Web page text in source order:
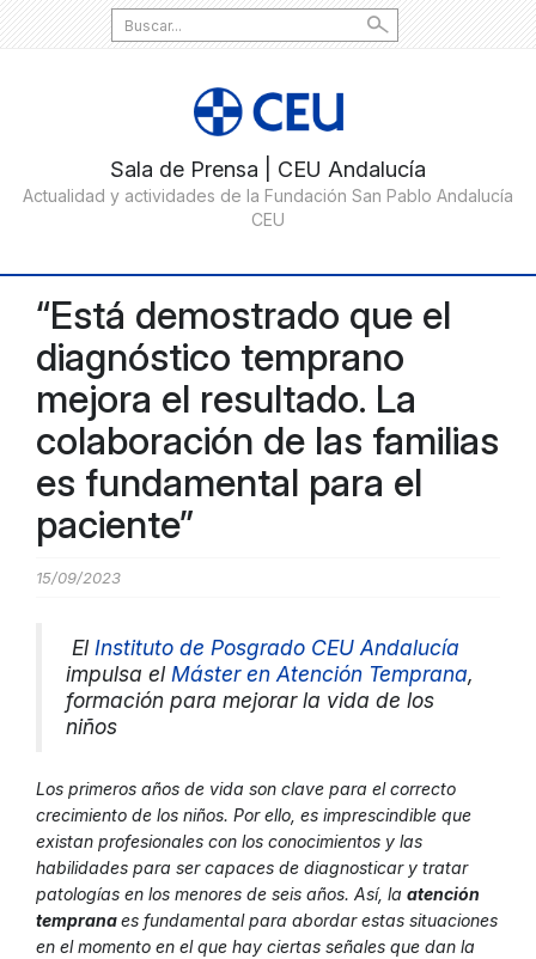
Search
for:
“Está demostrado que el
diagnóstico temprano
mejora el resultado. La
colaboración de las familias
es fundamental para el
paciente”
15/09/2023
El Instituto de Posgrado CEU Andalucía
impulsa el Máster en Atención Temprana,
formación para mejorar la vida de los
niños
Los primeros años de vida son clave para el correcto
crecimiento de los niños. Por ello, es imprescindible que
existan profesionales con los conocimientos y las
habilidades para ser capaces de diagnosticar y tratar
patologías en los menores de seis años. Así, la atención
tempranaes fundamental para abordar estas situaciones
en el momento en el que hay ciertas señales que dan la